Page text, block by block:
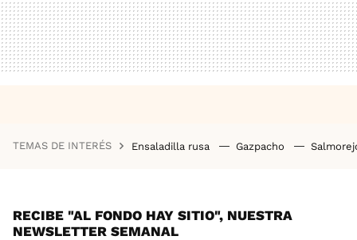
TEMAS DE INTERÉS Ensaladilla rusa Gazpacho
RECIBE "AL FONDO HAY SITIO", NUESTRA
NEWSLETTER SEMANAL